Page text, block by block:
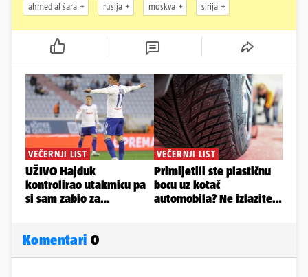
ahmed al šara rusija moskva sirija
Komentari 0